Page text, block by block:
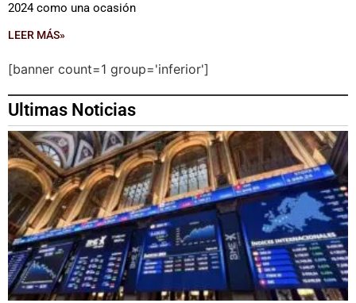
2024 como una ocasión
LEER MÁS»
[banner count=1 group='inferior']
Ultimas Noticias